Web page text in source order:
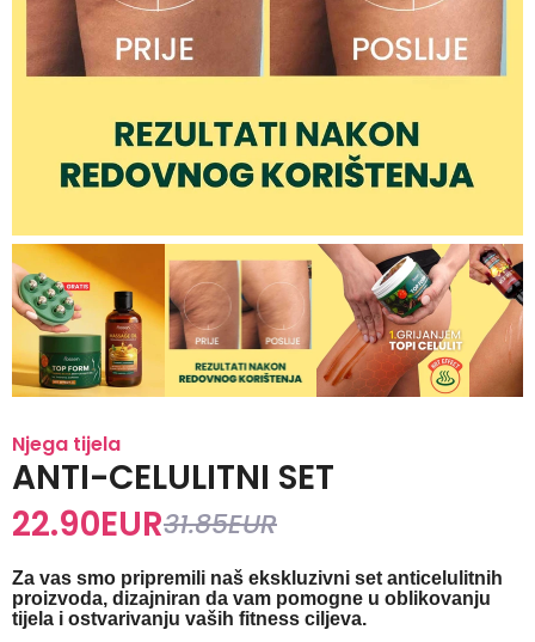
Njega tijela
ANTI-CELULITNI SET
22.90EUR31.85EUR
Za vas smo pripremili naš ekskluzivni set anticelulitnih
proizvoda, dizajniran da vam pomogne u oblikovanju
tijela i ostvarivanju vaših fitness ciljeva.